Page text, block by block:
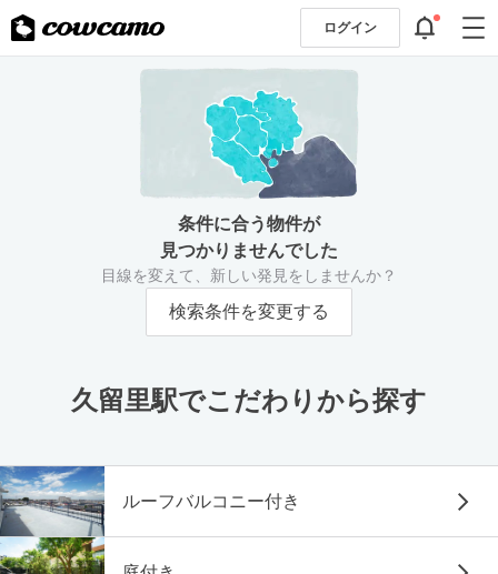
ログイン
条件に合う物件が
見つかりませんでした
目線を変えて、新しい発見をしませんか？
検索条件を変更する
久留里駅でこだわりから探す
ルーフバルコニー付き